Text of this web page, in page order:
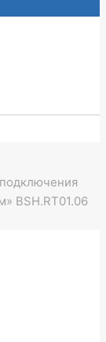
BSH.RT01.06